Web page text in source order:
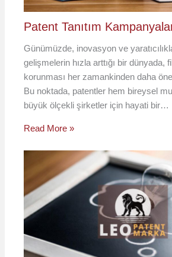
Patent Tanıtım
Günümüzde, inovasyon ve
gelişmelerin hızla arttığı bir dünyada,
korunması her zamankinden daha
Bu noktada, patentler hem bireysel
büyük ölçekli şirketler için hayati bir…
Read More »